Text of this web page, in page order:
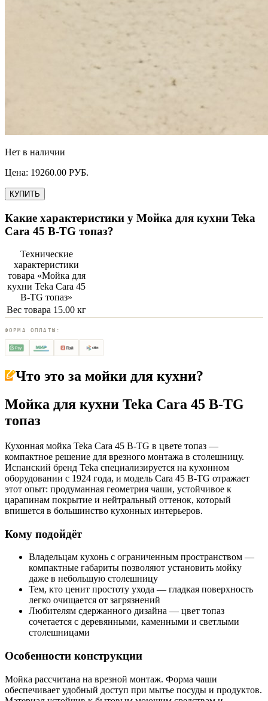
Нет в наличии
Цена: 19260.00 РУБ.
КУПИТЬ
Какие характеристики у Мойка для кухни Teka
Cara 45 B-TG топаз?
Технические
характеристики
товара «Мойка для
кухни Teka Cara 45
B-TG топаз»
Вес товара 15.00 кг
ФОРМА ОПЛАТЫ:
Что это за мойки для кухни?
Мойка для кухни Teka Cara 45 B-TG
топаз
Кухонная мойка Teka Cara 45 B-TG в цвете топаз —
компактное решение для врезного монтажа в столешницу.
Испанский бренд Teka специализируется на кухонном
оборудовании с 1924 года, и модель Cara 45 B-TG отражает
этот опыт: продуманная геометрия чаши, устойчивое к
царапинам покрытие и нейтральный оттенок, который
впишется в большинство кухонных интерьеров.
Кому подойдёт
Владельцам кухонь с ограниченным пространством —
компактные габариты позволяют установить мойку
даже в небольшую столешницу
Тем, кто ценит простоту ухода — гладкая поверхность
легко очищается от загрязнений
Любителям сдержанного дизайна — цвет топаз
сочетается с деревянными, каменными и светлыми
столешницами
Особенности конструкции
Мойка рассчитана на врезной монтаж. Форма чаши
обеспечивает удобный доступ при мытье посуды и продуктов.